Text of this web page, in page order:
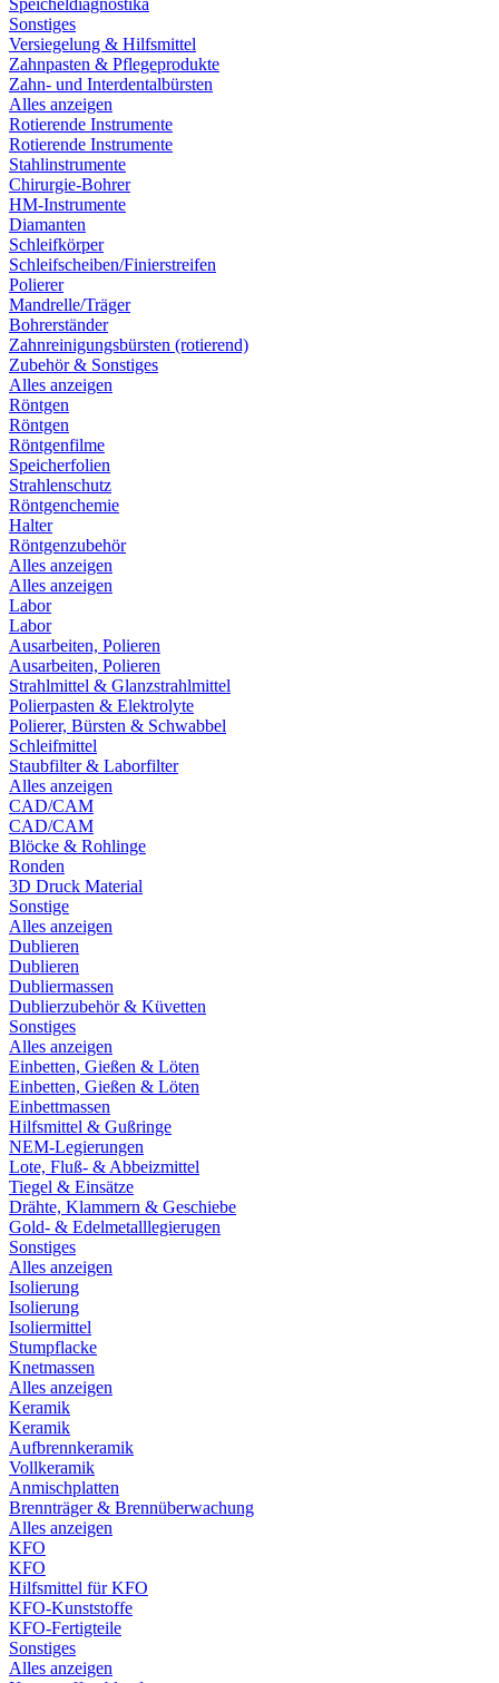
Speicheldiagnostika
Sonstiges
Versiegelung & Hilfsmittel
Zahnpasten & Pflegeprodukte
Zahn- und Interdentalbürsten
Alles anzeigen
Rotierende Instrumente
Rotierende Instrumente
Stahlinstrumente
Chirurgie-Bohrer
HM-Instrumente
Diamanten
Schleifkörper
Schleifscheiben/Finierstreifen
Polierer
Mandrelle/Träger
Bohrerständer
Zahnreinigungsbürsten (rotierend)
Zubehör & Sonstiges
Alles anzeigen
Röntgen
Röntgen
Röntgenfilme
Speicherfolien
Strahlenschutz
Röntgenchemie
Halter
Röntgenzubehör
Alles anzeigen
Alles anzeigen
Labor
Labor
Ausarbeiten, Polieren
Ausarbeiten, Polieren
Strahlmittel & Glanzstrahlmittel
Polierpasten & Elektrolyte
Polierer, Bürsten & Schwabbel
Schleifmittel
Staubfilter & Laborfilter
Alles anzeigen
CAD/CAM
CAD/CAM
Blöcke & Rohlinge
Ronden
3D Druck Material
Sonstige
Alles anzeigen
Dublieren
Dublieren
Dubliermassen
Dublierzubehör & Küvetten
Sonstiges
Alles anzeigen
Einbetten, Gießen & Löten
Einbetten, Gießen & Löten
Einbettmassen
Hilfsmittel & Gußringe
NEM-Legierungen
Lote, Fluß- & Abbeizmittel
Tiegel & Einsätze
Drähte, Klammern & Geschiebe
Gold- & Edelmetalllegierugen
Sonstiges
Alles anzeigen
Isolierung
Isolierung
Isoliermittel
Stumpflacke
Knetmassen
Alles anzeigen
Keramik
Keramik
Aufbrennkeramik
Vollkeramik
Anmischplatten
Brennträger & Brennüberwachung
Alles anzeigen
KFO
KFO
Hilfsmittel für KFO
KFO-Kunststoffe
KFO-Fertigteile
Sonstiges
Alles anzeigen